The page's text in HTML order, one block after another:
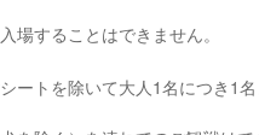
場することはできません。
ートを除いて大人1名につき1